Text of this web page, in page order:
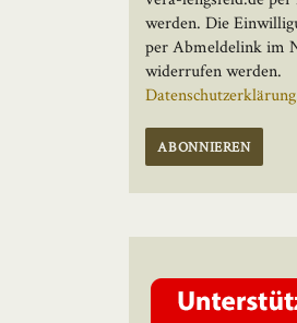
werden. Die
per Abmeldelink im
widerrufen werden.